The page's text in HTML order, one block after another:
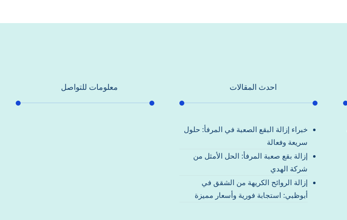
احدث المقالات
خبراء إزالة البقع الصعبة في المرفأ: حلول
سريعة وفعالة
إزالة بقع صعبة المرفأ: الحل الأمثل من
شركة الهدي
إزالة الروائح الكريهة من الشقق في
أبوظبي: استجابة فورية وأسعار مميزة
معلومات للتواصل